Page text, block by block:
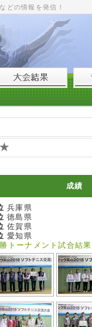
どの情報を発信！
★
成績
兵庫県
徳島県
佐賀県
愛知県
トーナメント試合結果